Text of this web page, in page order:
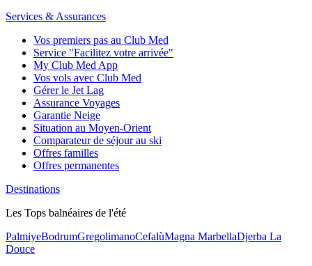
Services & Assurances
Vos premiers pas au Club Med
Service "Facilitez votre arrivée"
My Club Med App
Vos vols avec Club Med
Gérer le Jet Lag
Assurance Voyages
Garantie Neige
Situation au Moyen-Orient
Comparateur de séjour au ski
Offres familles
Offres permanentes
Destinations
Les Tops balnéaires de l'été
PalmiyeBodrumGregolimanoCefalùMagna MarbellaDjerba La
Douce